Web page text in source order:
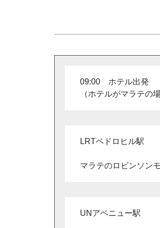
09:00 ホテル出発
（ホテルがマラテの
LRTペドロヒル駅
マラテのロビンソン
UNアベニュー駅